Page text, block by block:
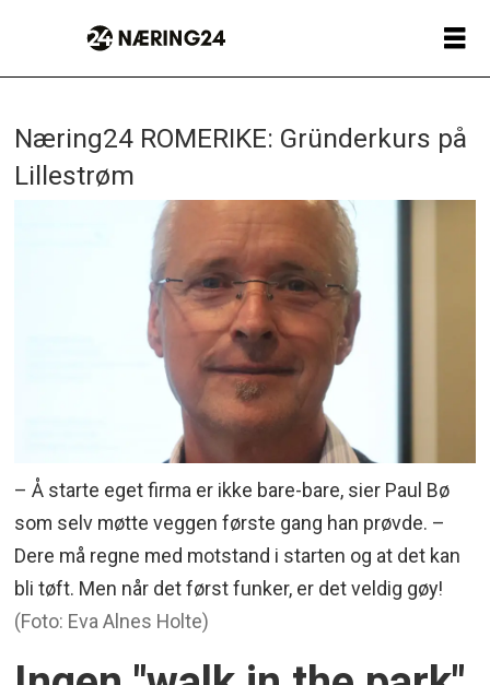
Næring24 ROMERIKE: Gründerkurs på
Lillestrøm
– Å starte eget firma er ikke bare-bare, sier Paul Bø
som selv møtte veggen første gang han prøvde. –
Dere må regne med motstand i starten og at det kan
bli tøft. Men når det først funker, er det veldig gøy!
(Foto: Eva Alnes Holte)